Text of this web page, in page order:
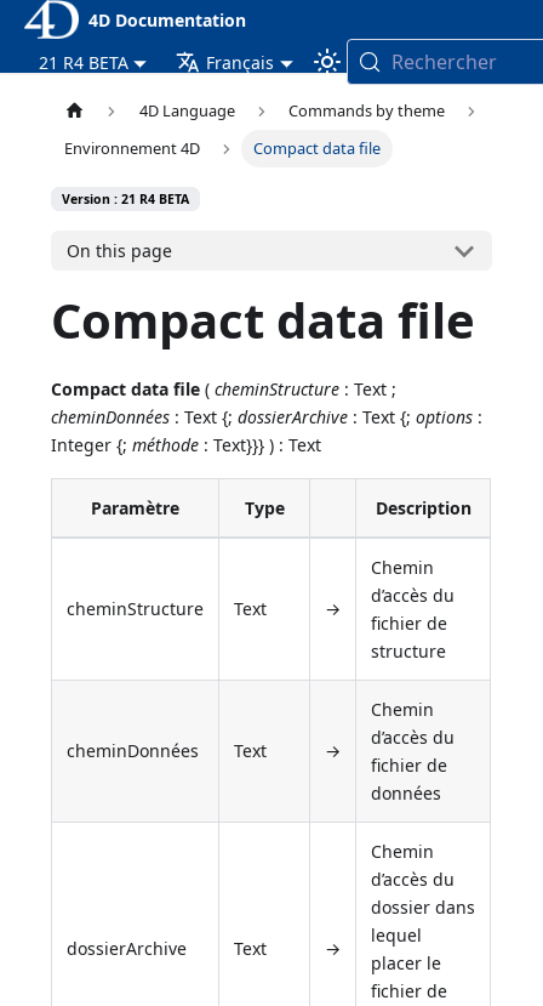
4D Documentation
21 R4 BETA
Français Rechercher
4D Language
Commands by theme
Environnement 4D
Compact data file
Version : 21 R4 BETA
On this page
Compact data file
Compact data file (cheminStructure : Text ;
cheminDonnées : Text {;dossierArchive : Text {;options :
Integer {;méthode : Text}}} ) : Text
Paramètre Type Description
cheminStructure Text →
Chemin
d’accès du
fichier de
structure
cheminDonnées Text →
Chemin
d’accès du
fichier de
données
dossierArchive Text →
Chemin
d’accès du
dossier dans
lequel
placer le
fichier de